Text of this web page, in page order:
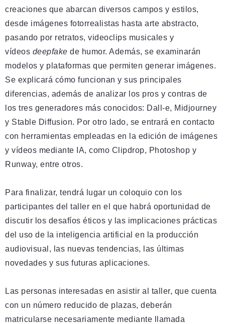
creaciones que abarcan diversos campos y estilos,
desde imágenes fotorrealistas hasta arte abstracto,
pasando por retratos, videoclips musicales y
vídeos deepfake de humor. Además, se examinarán
modelos y plataformas que permiten generar imágenes.
Se explicará cómo funcionan y sus principales
diferencias, además de analizar los pros y contras de
los tres generadores más conocidos: Dall-e, Midjourney
y Stable Diffusion. Por otro lado, se entrará en contacto
con herramientas empleadas en la edición de imágenes
y vídeos mediante IA, como Clipdrop, Photoshop y
Runway, entre otros.
Para finalizar, tendrá lugar un coloquio con los
participantes del taller en el que habrá oportunidad de
discutir los desafíos éticos y las implicaciones prácticas
del uso de la inteligencia artificial en la producción
audiovisual, las nuevas tendencias, las últimas
novedades y sus futuras aplicaciones.
Las personas interesadas en asistir al taller, que cuenta
con un número reducido de plazas, deberán
matricularse necesariamente mediante llamada